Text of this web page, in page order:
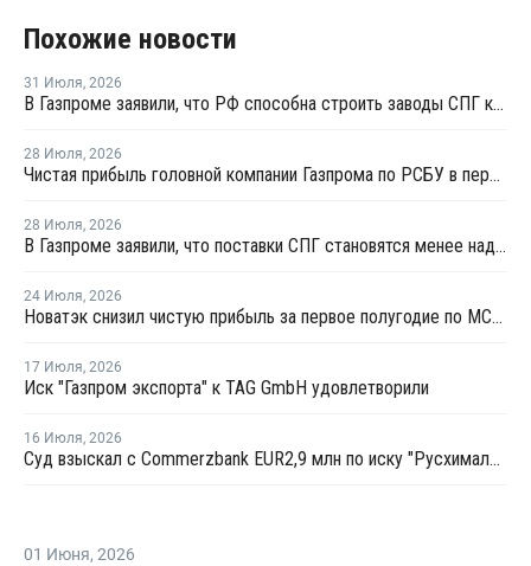
Похожие новости
31 Июля, 2026
В Газпроме заявили, что РФ способна строить заводы СПГ как у себя, так и за рубежом
28 Июля, 2026
Чистая прибыль головной компании Газпрома по РСБУ в первом полугодии составила 78 млрд рублей
28 Июля, 2026
В Газпроме заявили, что поставки СПГ становятся менее надежным способом газоснабжения
24 Июля, 2026
Новатэк снизил чистую прибыль за первое полугодие по МСФО на 3,1%
17 Июля, 2026
Иск "Газпром экспорта" к TAG GmbH удовлетворили
16 Июля, 2026
Суд взыскал с Commerzbank EUR2,9 млн по иску "Русхимальянса"
01 Июня, 2026